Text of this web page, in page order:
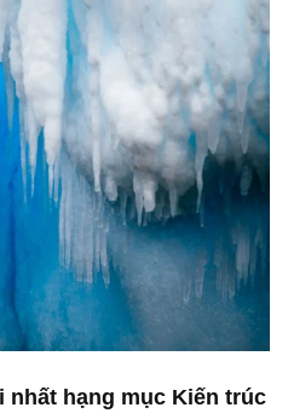
nhất hạng mục Kiến trúc